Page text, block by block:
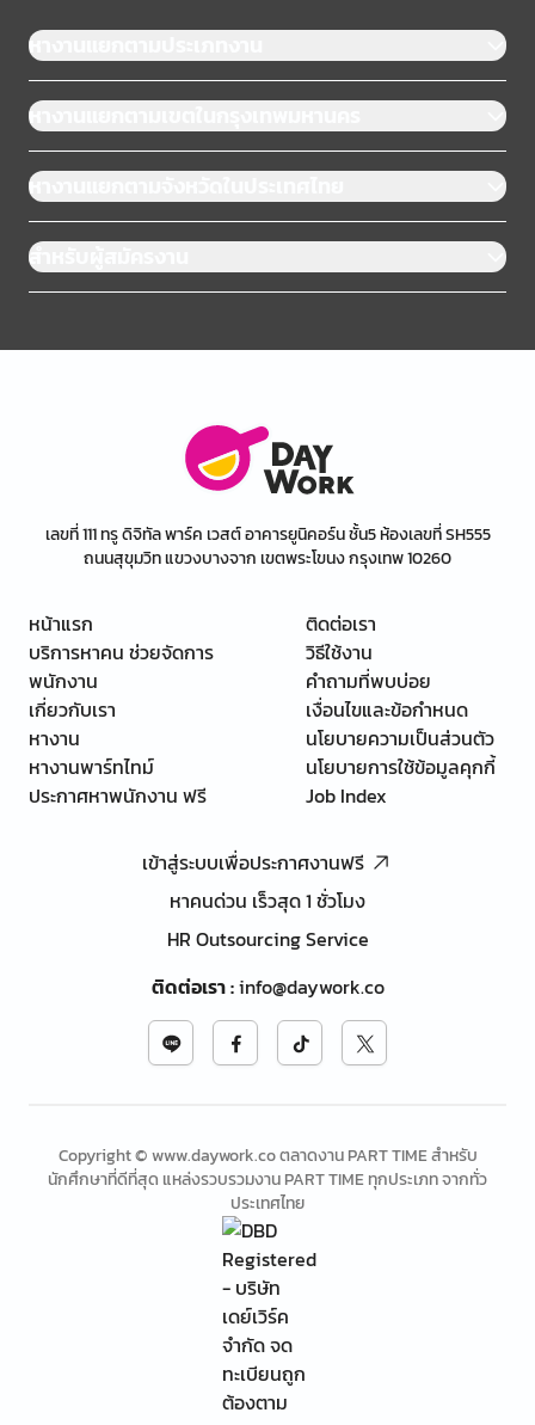
หางานแยกตามประเภทงาน
หางานแยกตามเขตในกรุงเทพมหานคร
หางานแยกตามจังหวัดในประเทศไทย
สำหรับผู้สมัครงาน
เลขที่ 111 ทรู ดิจิทัล พาร์ค เวสต์ อาคารยูนิคอร์น ชั้น5 ห้องเลขที่ SH555
ถนนสุขุมวิท แขวงบางจาก เขตพระโขนง กรุงเทพ 10260
หน้าแรก
บริการหาคน ช่วยจัดการ
พนักงาน
เกี่ยวกับเรา
หางาน
หางานพาร์ทไทม์
ประกาศหาพนักงาน ฟรี
ติดต่อเรา
วิธีใช้งาน
คำถามที่พบบ่อย
เงื่อนไขและข้อกำหนด
นโยบายความเป็นส่วนตัว
นโยบายการใช้ข้อมูลคุกกี้
Job Index
เข้าสู่ระบบเพื่อประกาศงานฟรี
หาคนด่วน เร็วสุด 1 ชั่วโมง
HR Outsourcing Service
ติดต่อเรา:info@daywork.co
Copyright © www.daywork.co ตลาดงาน PART TIME สำหรับ
นักศึกษาที่ดีที่สุด แหล่งรวบรวมงาน PART TIME ทุกประเภท จากทั่ว
ประเทศไทย